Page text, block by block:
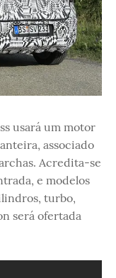
usará um motor
associado
Acredita-se
e modelos
turbo,
será ofertada